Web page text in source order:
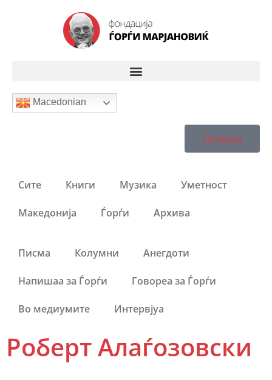
Macedonian
Донирај
Сите Книги Музика Уметност
Македонија Ѓорѓи Архива
Писма Колумни Анегдоти
Напишаа за Ѓорѓи Говореа за Ѓорѓи
Во медиумите Интервјуа
Роберт Алаѓозовски